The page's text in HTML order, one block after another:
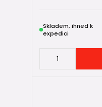
Skladem, ihned k
expedici